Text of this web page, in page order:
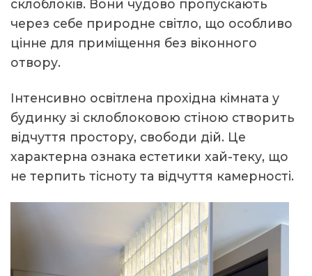
склоблоків. Вони чудово пропускають
через себе природне світло, що особливо
цінне для приміщення без віконного
отвору.
Інтенсивно освітлена прохідна кімната у
будинку зі склоблоковою стіною створить
відчуття простору, свободи дій. Це
характерна ознака естетики хай-теку, що
не терпить тісноту та відчуття камерності.